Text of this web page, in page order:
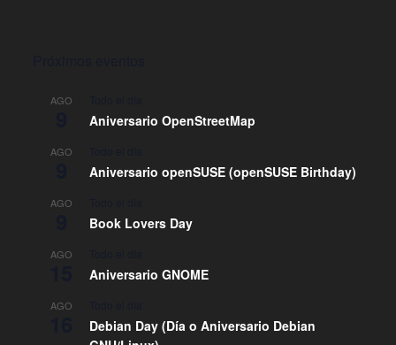
AGO
Aniversario OpenStreetMap
AGO
Aniversario openSUSE (openSUSE Birthday)
AGO
Book Lovers Day
AGO
Aniversario GNOME
AGO
Debian Day (Día o Aniversario Debian